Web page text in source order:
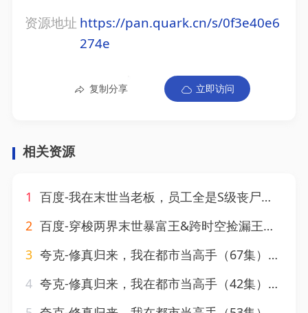
资源地址 https://pan.quark.cn/s/0f3e40e6
274e
复制分享 立即访问
相关资源
1 百度-我在末世当老板，员工全是S级丧尸（30集）动漫
2 百度-穿梭两界末世暴富王&跨时空捡漏王我在末世当倒爷（60集）动漫
3 夸克-修真归来，我在都市当高手（67集）第5季 动漫
4 夸克-修真归来，我在都市当高手（42集）第4季 动漫